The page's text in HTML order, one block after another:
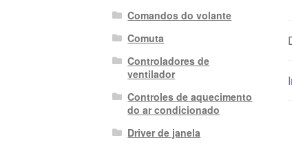
Comandos do volante
Comuta
Controladores de
ventilador
Controles de aquecimento
do ar condicionado
Driver de janela